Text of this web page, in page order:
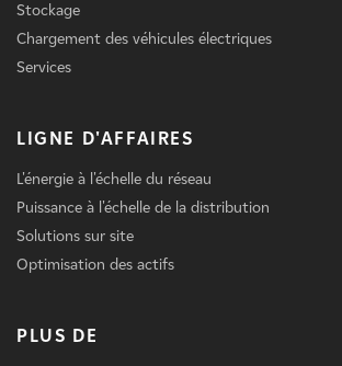
Stockage
Chargement des véhicules électriques
Services
LIGNE D'AFFAIRES
L'énergie à l'échelle du réseau
Puissance à l'échelle de la distribution
Solutions sur site
Optimisation des actifs
PLUS DE